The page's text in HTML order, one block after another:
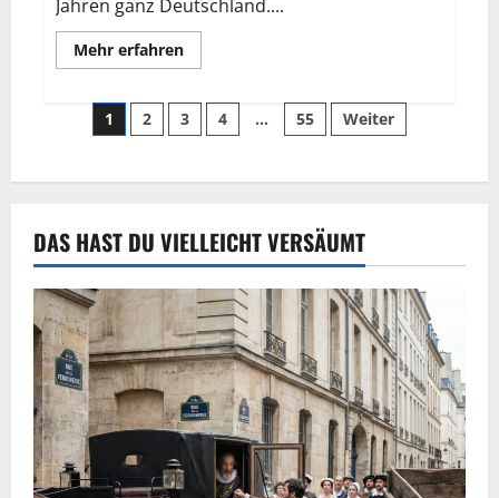
Jahren ganz Deutschland....
Mehr erfahren
1 2 3 4 … 55 Weiter
DAS HAST DU VIELLEICHT VERSÄUMT